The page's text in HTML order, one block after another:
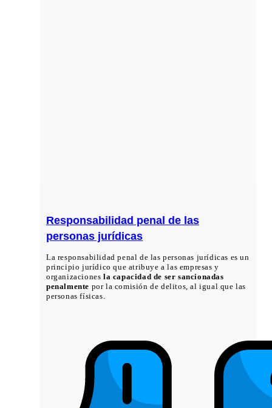
Responsabilidad penal de las
personas jurídicas
La responsabilidad penal de las personas jurídicas es un
principio jurídico que atribuye a las empresas y
organizaciones la capacidad de ser sancionadas
penalmente por la comisión de delitos, al igual que las
personas físicas.